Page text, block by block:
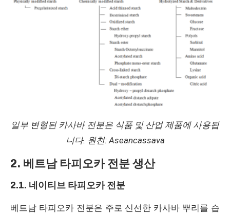
일부 변형된 카사바 전분은 식품 및 산업 제품에 사용됩
니다. 원천: Aseancassava
2. 베트남 타피오카 전분 생산
2.1. 네이티브 타피오카 전분
베트남 타피오카 전분은 주로 신선한 카사바 뿌리를 습